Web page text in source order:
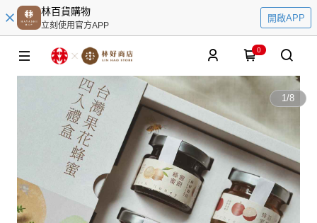
林百貨購物
立刻使用官方APP
開啟APP
0
1/8